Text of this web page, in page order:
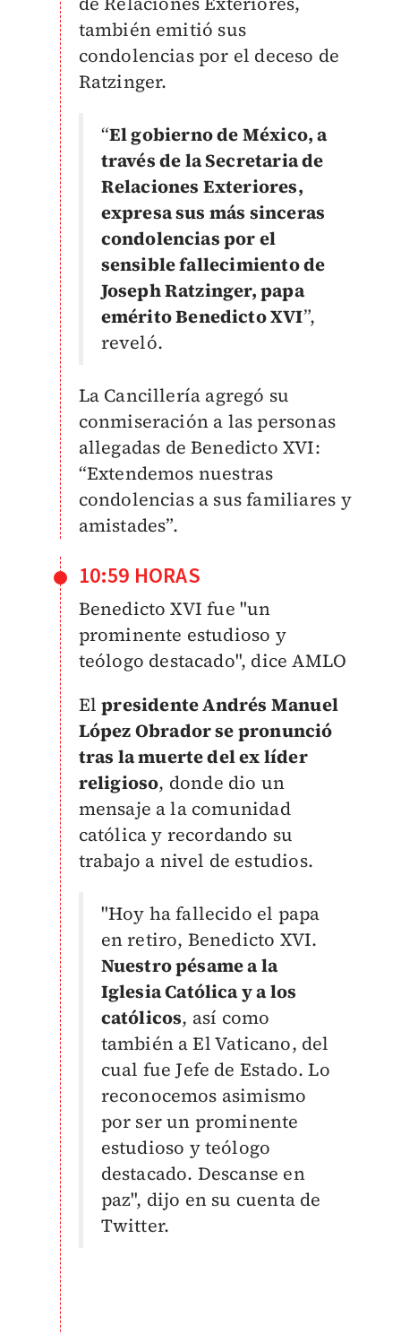
también emitió sus
condolencias por el deceso de
Ratzinger.
“El gobierno de México, a
través de la Secretaria de
Relaciones Exteriores,
expresa sus más sinceras
condolencias por el
sensible fallecimiento de
Joseph Ratzinger, papa
emérito Benedicto XVI”,
reveló.
La Cancillería agregó su
conmiseración a las personas
allegadas de Benedicto XVI:
“Extendemos nuestras
condolencias a sus familiares y
amistades”.
10:59 HORAS
Benedicto XVI fue "un
prominente estudioso y
teólogo destacado", dice AMLO
Elpresidente Andrés Manuel
López Obrador se pronunció
tras la muerte del ex líder
religioso, donde dio un
mensaje a la comunidad
católica y recordando su
trabajo a nivel de estudios.
"Hoy ha fallecido el papa
en retiro, Benedicto XVI.
Nuestro pésame a la
Iglesia Católica y a los
católicos, así como
también a El Vaticano, del
cual fue Jefe de Estado. Lo
reconocemos asimismo
por ser un prominente
estudioso y teólogo
destacado. Descanse en
paz", dijo en su cuenta de
Twitter.